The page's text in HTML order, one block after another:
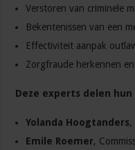
Verstoren van criminele
Bekentenissen van een
Effectiviteit aanpak
Zorgfraude herkennen
Deze experts delen
Yolanda Hoogtanders,
Emile Roemer,